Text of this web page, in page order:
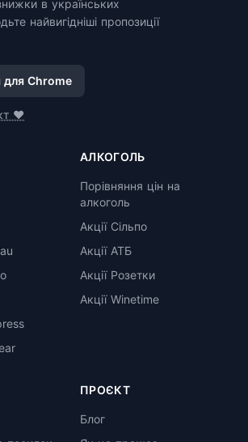
в українських
найвигідніші пропозиції
для Chrome
❤️
АЛКОГОЛЬ
Порівняння цін на
алкоголь
Акції Сільпо
Акції АТБ
Акції Розетки
Акції Winetime
ПРОЄКТ
Блог